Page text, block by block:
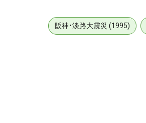
阪神・淡路大震災 (1995)